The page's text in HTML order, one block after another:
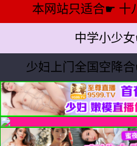
本网站只适合☛ 十
中学小少
少妇上门全国空降